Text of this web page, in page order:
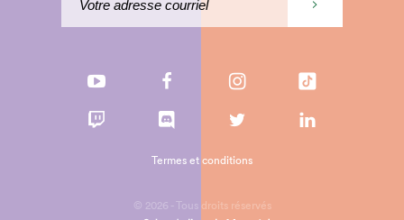
© 2026 - Tous droits réservés
Termes et conditions